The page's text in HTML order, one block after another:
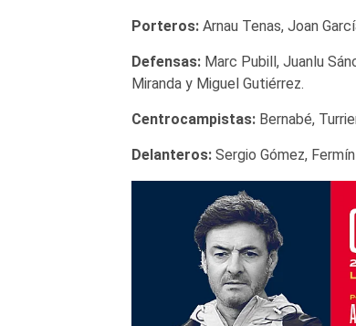
Porteros:Arnau Tenas, Joan
Defensas:Marc Pubill, Juanlu
Miranda y Miguel Gutiérrez.
Centrocampistas:Bernabé,
Delanteros:Sergio Gómez,